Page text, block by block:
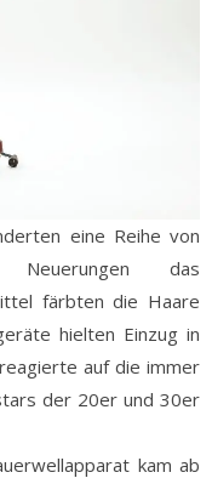
eine Reihe von
Neuerungen das
färbten die Haare
hielten Einzug in
auf die immer
der 20er und 30er
kam ab